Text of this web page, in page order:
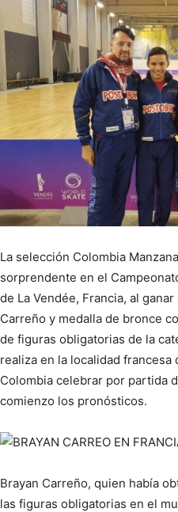
La selección Colombia
sorprendente en el
de La Vendée, Francia, al
Carreño y medalla de bronce
de figuras obligatorias de la
realiza en la localidad francesa
Colombia celebrar por partida
comienzo los pronósticos.
Brayan Carreño, quien había
las figuras obligatorias en el